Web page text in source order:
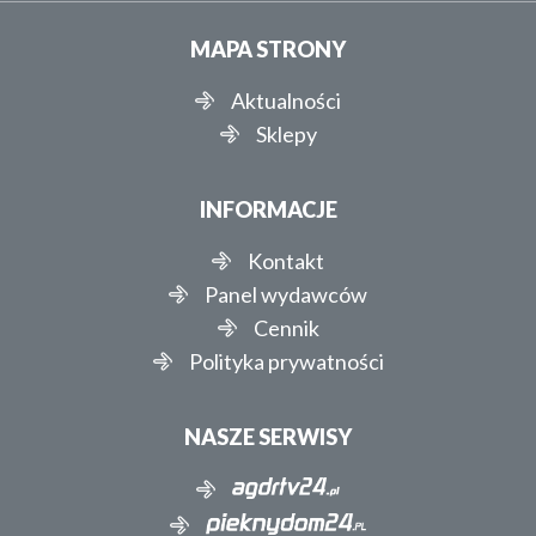
MAPA STRONY
Aktualności
Sklepy
INFORMACJE
Kontakt
Panel wydawców
Cennik
Polityka prywatności
NASZE SERWISY